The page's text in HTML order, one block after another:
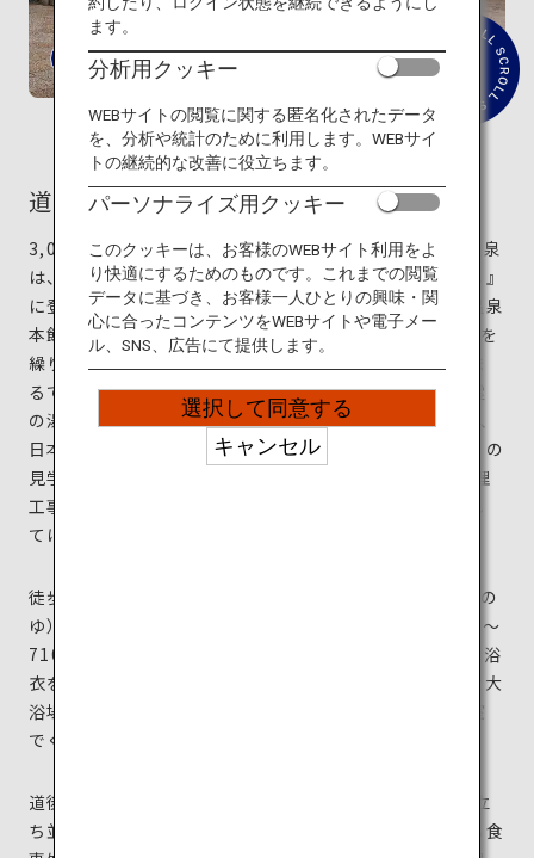
道後温泉
3,000年もの歴史を持つ日本最古の温泉と伝わる道後温泉
は、愛媛県松山市にあります。映画『千と千尋の神隠し』
に登場する湯屋を描く際に参考にしたと言われる道後温泉
本館は、風格が漂う純和風の木造3階建て。増築や改築を
繰り返し、複数の棟を連結してできているため、中はま
るで迷路のような複雑怪奇な造りに。「神の湯」と「霊
の湯（たまのゆ）」の2種類の共同浴室や休憩室があり、
日本唯一の皇室専用の浴室「又新殿（ゆうしんでん）」の
見学もできます。2024年までは、営業しながら保存修理
工事を行うという、国の重要文化財指定の公衆浴場とし
ては日本初の試みが行われています。
徒歩3分ほどのところにある別館「飛鳥乃湯泉（あすかの
ゆ）」にはぜひ足を運んでみて。別館は飛鳥時代（592〜
710年）の建築様式を取り入れた建物。特別浴室では、浴
衣を着て入浴する昔ながらの体験もできます。開放的な大
浴場や露天風呂を楽しんだ後は、広々とした畳の休憩室
でくつろいで。
道後温泉の目の前に伸びる商店街には60軒ほどの店が立
ち並び、活気に溢れています。地元の文化を堪能できる食
ます。
分析用クッキー
WEBサイトの閲覧に関する匿名化されたデータ
を、分析や統計のために利用します。WEBサイ
トの継続的な改善に役立ちます。
パーソナライズ用クッキー
このクッキーは、お客様のWEBサイト利用をよ
り快適にするためのものです。これまでの閲覧
データに基づき、お客様一人ひとりの興味・関
心に合ったコンテンツをWEBサイトや電子メー
ル、SNS、広告にて提供します。
選択して同意する
キャンセル